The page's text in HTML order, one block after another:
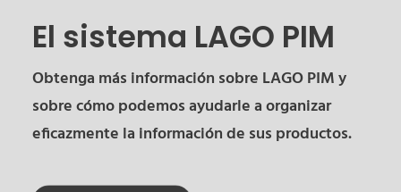
El sistema LAGO PIM
Obtenga más información sobre LAGO PIM y
sobre cómo podemos ayudarle a organizar
eficazmente la información de sus productos.